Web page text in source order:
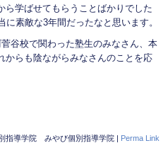
ら学ばせてもらうことばかりでした
素敵な3年間だったなと思います。
谷校で関わった塾生のみなさん、本
からも陰ながらみなさんのことを応
指導学院 みやび個別指導学院 | Perma Link